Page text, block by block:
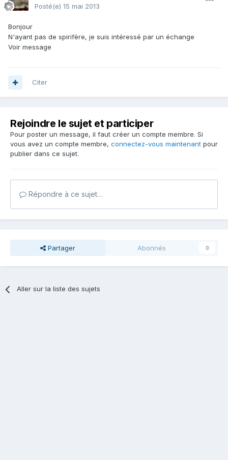
Posté(e) 15 mai 2013
Bonjour
N'ayant pas de spirifère, je suis intéressé par un échange
Voir message
Citer
Rejoindre le sujet et participer
Pour poster un message, il faut créer un compte membre. Si
vous avez un compte membre, connectez-vous maintenant pour
publier dans ce sujet.
Répondre à ce sujet…
Partager Abonnés 0
Aller sur la liste des sujets